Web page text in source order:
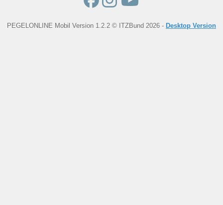
PEGELONLINE Mobil Version 1.2.2 © ITZBund 2026 - Desktop Version